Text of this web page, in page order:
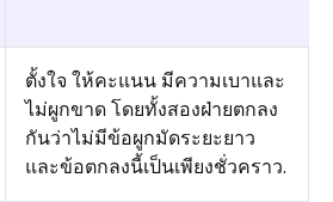
ตั้งใจ ให้คะแนน มีความเบาและ
ไม่ผูกขาด โดยทั้งสองฝ่ายตกลง
กันว่าไม่มีข้อผูกมัดระยะยาว
และข้อตกลงนี้เป็นเพียงชั่วคราว.